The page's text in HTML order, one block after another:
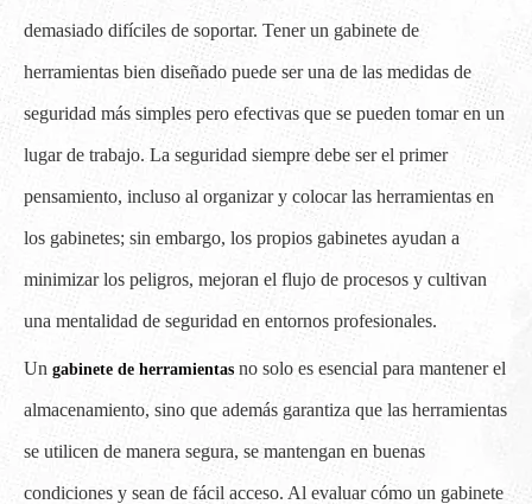
demasiado difíciles de soportar. Tener un gabinete de
herramientas bien diseñado puede ser una de las medidas de
seguridad más simples pero efectivas que se pueden tomar en un
lugar de trabajo. La seguridad siempre debe ser el primer
pensamiento, incluso al organizar y colocar las herramientas en
los gabinetes; sin embargo, los propios gabinetes ayudan a
minimizar los peligros, mejoran el flujo de procesos y cultivan
una mentalidad de seguridad en entornos profesionales.
Un gabinete de herramientas no solo es esencial para mantener el
almacenamiento, sino que además garantiza que las herramientas
se utilicen de manera segura, se mantengan en buenas
condiciones y sean de fácil acceso. Al evaluar cómo un gabinete